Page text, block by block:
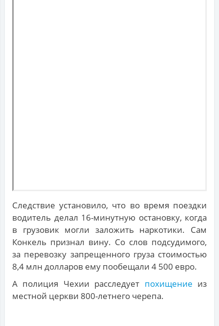
Следствие установило, что во время поездки
водитель делал 16-минутную остановку, когда
в грузовик могли заложить наркотики. Сам
Конкель признал вину. Со слов подсудимого,
за перевозку запрещенного груза стоимостью
8,4 млн долларов ему пообещали 4 500 евро.
А полиция Чехии расследует похищение из
местной церкви 800-летнего черепа.